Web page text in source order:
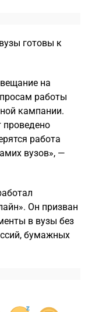
готовы к
на
работы
кампании.
проведено
работа
вузов», —
Он призван
в вузы без
бумажных